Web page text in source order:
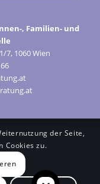
, Familien- und
7, 1060 Wien
der Seite,
Cookies zu.